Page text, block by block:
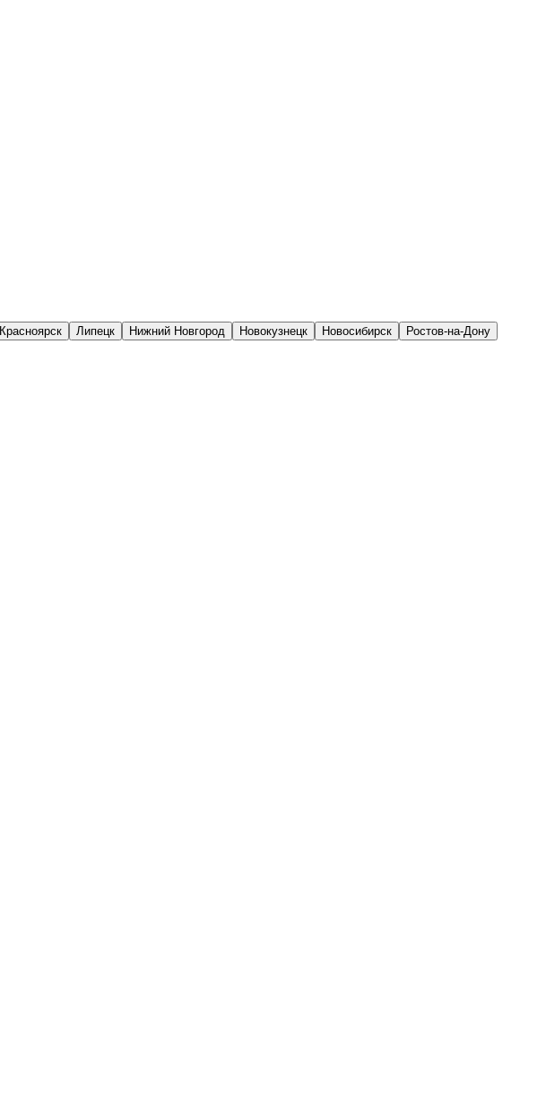
Красноярск Липецк Нижний Новгород Новокузнецк Новосибирск
Ростов-на-Дону